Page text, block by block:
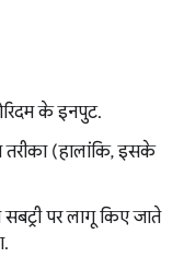
के इनपुट.
(हालांकि, इसके
पर लागू किए जाते